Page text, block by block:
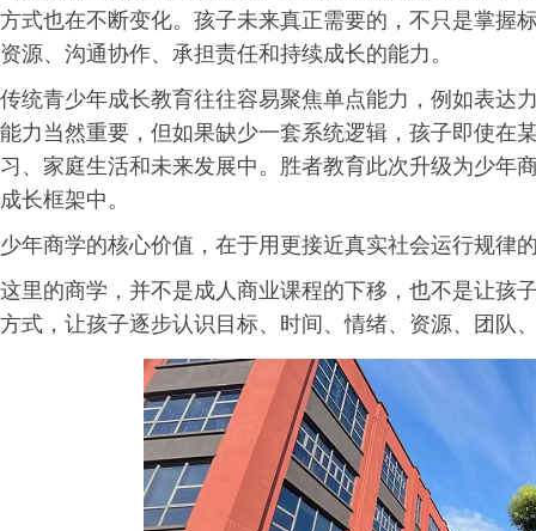
方式也在不断变化。孩子未来真正需要的，不只是掌握
资源、沟通协作、承担责任和持续成长的能力。
传统青少年成长教育往往容易聚焦单点能力，例如表达
能力当然重要，但如果缺少一套系统逻辑，孩子即使在
习、家庭生活和未来发展中。胜者教育此次升级为少年
成长框架中。
少年商学的核心价值，在于用更接近真实社会运行规律
这里的商学，并不是成人商业课程的下移，也不是让孩
方式，让孩子逐步认识目标、时间、情绪、资源、团队